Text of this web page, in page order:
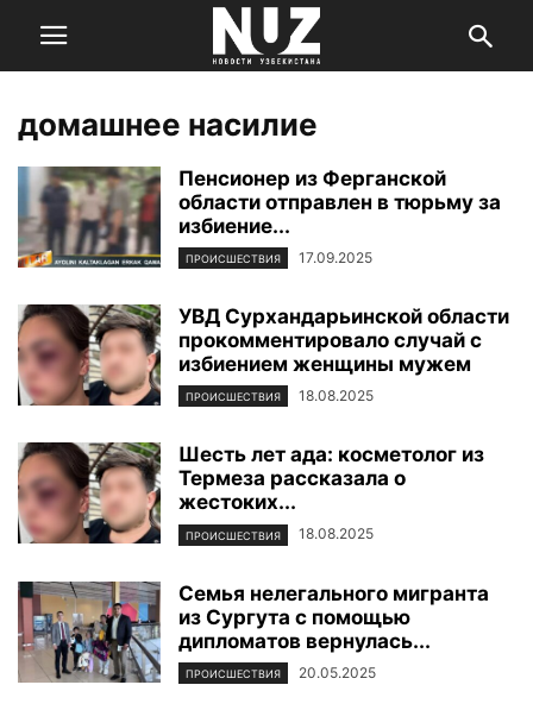
домашнее насилие
Пенсионер из Ферганской
области отправлен в тюрьму за
избиение...
ПРОИСШЕСТВИЯ 17.09.2025
УВД Сурхандарьинской области
прокомментировало случай с
избиением женщины мужем
ПРОИСШЕСТВИЯ 18.08.2025
Шесть лет ада: косметолог из
Термеза рассказала о
жестоких...
ПРОИСШЕСТВИЯ 18.08.2025
Семья нелегального мигранта
из Сургута с помощью
дипломатов вернулась...
ПРОИСШЕСТВИЯ 20.05.2025